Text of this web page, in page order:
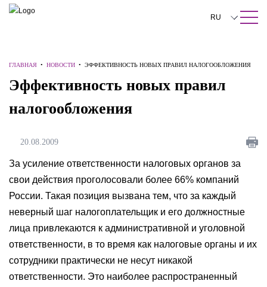
ПОИСК ПО САЙТУ Закрыть
RU
中文
한국어
Italiano
Español
Français
Português
ГЛАВНАЯ • НОВОСТИ • ЭФФЕКТИВНОСТЬ НОВЫХ ПРАВИЛ НАЛОГООБЛОЖЕНИЯ
Эффективность новых правил
налогообложения
20.08.2009
За усиление ответственности налоговых органов за
свои действия проголосовали более 66% компаний
России. Такая позиция вызвана тем, что за каждый
неверный шаг налогоплательщик и его должностные
лица привлекаются к административной и уголовной
ответственности, в то время как налоговые органы и их
сотрудники практически не несут никакой
ответственности. Это наиболее распространенный